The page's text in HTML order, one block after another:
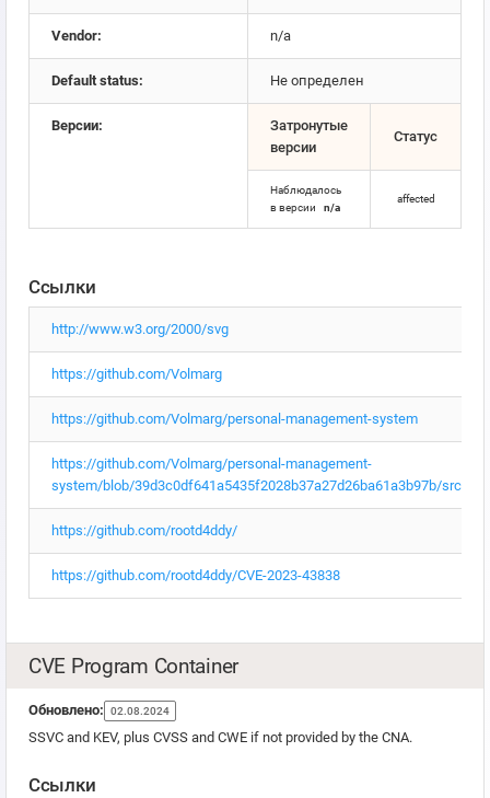
Vendor: n/a
Default status: Не определен
Версии:
Затронутые
версии
Статус
Наблюдалось
в версии
n/a
affected
Ссылки
http://www.w3.org/2000/svg
https://github.com/Volmarg
https://github.com/Volmarg/personal-management-system
https://github.com/Volmarg/personal-management-
system/blob/39d3c0df641a5435f2028b37a27d26ba61a3b97b/src/
https://github.com/rootd4ddy/
https://github.com/rootd4ddy/CVE-2023-43838
CVE Program Container
Обновлено: 02.08.2024
SSVC and KEV, plus CVSS and CWE if not provided by the CNA.
Ссылки